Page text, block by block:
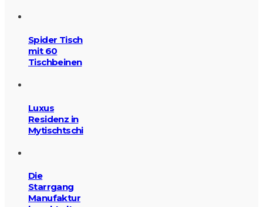
Spider Tisch
mit 60
Tischbeinen
Luxus
Residenz in
Mytischtschi
Die
Starrgang
Manufaktur